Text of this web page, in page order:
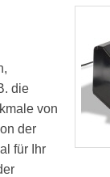
die
von
der
für Ihr